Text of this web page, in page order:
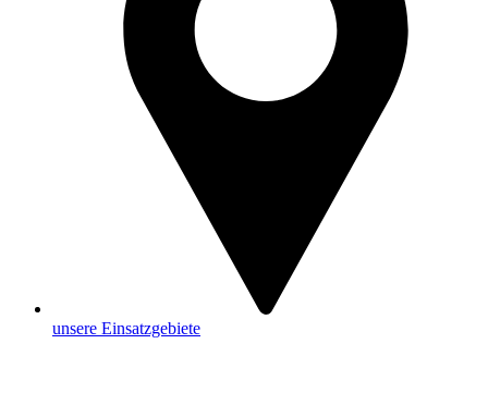
unsere Einsatzgebiete